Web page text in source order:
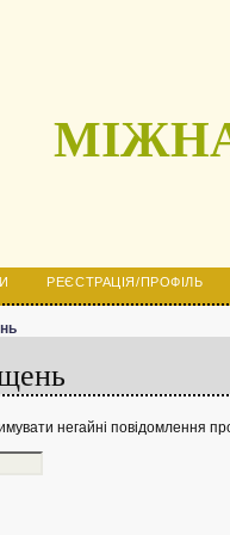
РЕЄСТРАЦІЯ/ПРОФІЛЬ
негайні повідомлення